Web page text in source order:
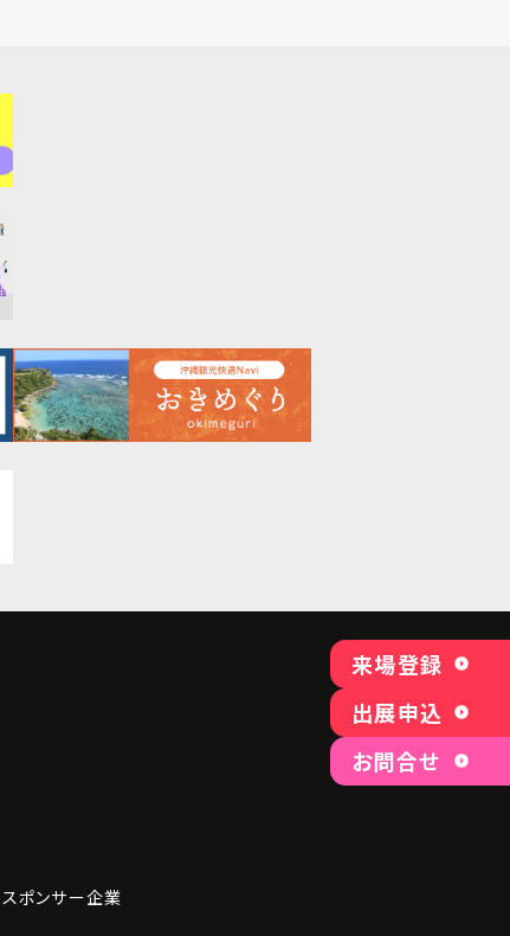
来場登録
出展申込
お問合せ
スポンサー企業